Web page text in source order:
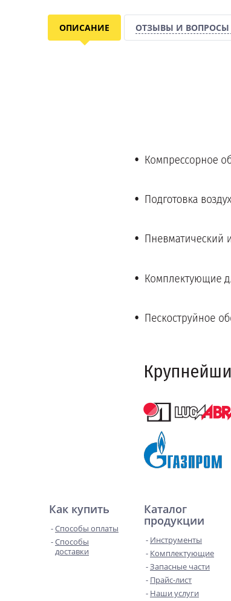
ОПИСАНИЕ ОТЗЫВЫ И ВОПРОСЫ
Как купить
Способы оплаты
Способы
доставки
Каталог
продукции
Инструменты
Комплектующие
Запасные части
Прайс-лист
Наши услуги